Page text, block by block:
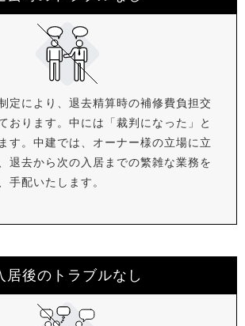
定により、退去精算時の補修費負担交
おります。中には「裁判になった」と
す。中建では、オーナー様の立場に立
退去から次の入居までの繁雑な業務を
手配いたします。
居後のトラブルなし